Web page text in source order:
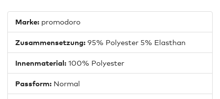
Marke: promodoro
Zusammensetzung: 95% Polyester 5% Elasthan
Innenmaterial: 100% Polyester
Passform: Normal